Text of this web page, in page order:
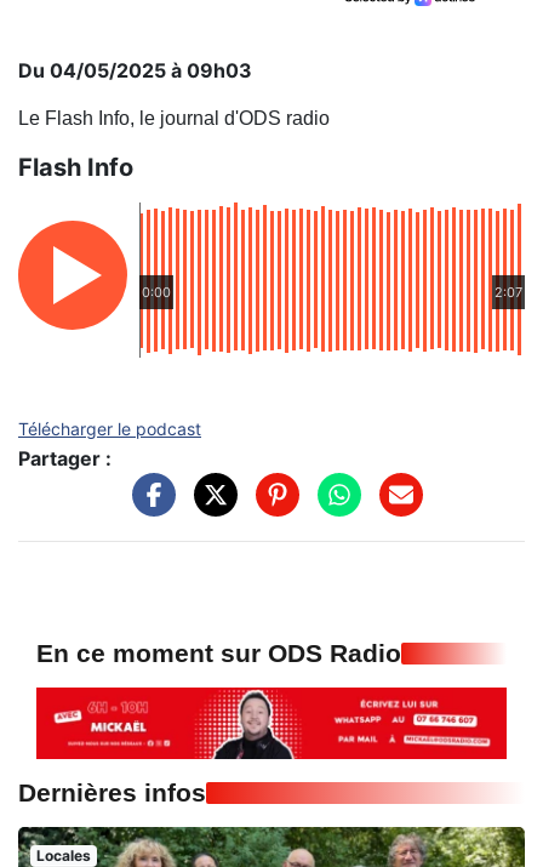
Du 04/05/2025 à 09h03
Le Flash Info, le journal d'ODS radio
Flash Info
0:00 2:07
Télécharger le podcast
Partager :
En ce moment sur ODS Radio
Dernières infos
Locales